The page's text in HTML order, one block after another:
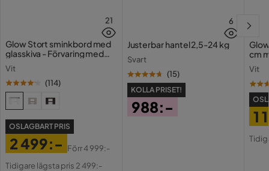
21
Glow Stort sminkbord med
glasskiva - Förvaring med
Vit
(114)
OSLAGBART PRIS
Pris
2 499:-
Original
Förr4 999:-
Tidigare lägsta pris 2 499:-
6
Justerbar hantel 2,5-24 kg
Svart
(15)
KOLLA PRISET!
988:-
cm
Vit
1